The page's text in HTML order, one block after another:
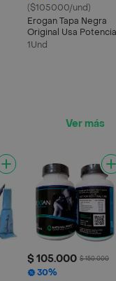
($105000/und)
Erogan Tapa Negra
Original Usa Potencia
1Und
Ver más
$ 105.000 $ 150.000
30%